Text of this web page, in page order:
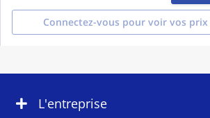
Connectez-vous pour voir vos
L'entreprise